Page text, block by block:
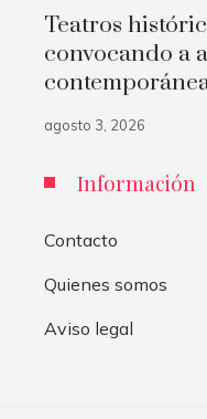
Teatros
convocando a
agosto 3, 2026
Información
Contacto
Quienes somos
Aviso legal